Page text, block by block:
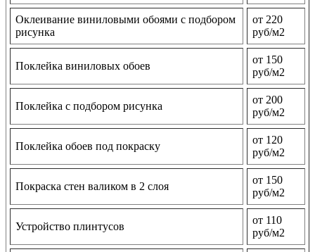
Оклеивание виниловыми обоями с подбором
рисунка
от 220
руб/м2
Поклейка виниловых обоев
от 150
руб/м2
Поклейка с подбором рисунка
от 200
руб/м2
Поклейка обоев под покраску
от 120
руб/м2
Покраска стен валиком в 2 слоя
от 150
руб/м2
Устройство плинтусов
от 110
руб/м2